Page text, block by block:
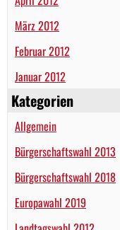
März 2012
Februar 2012
Januar 2012
Kategorien
Allgemein
Bürgerschaftswahl 2013
Bürgerschaftswahl 2018
Europawahl 2019